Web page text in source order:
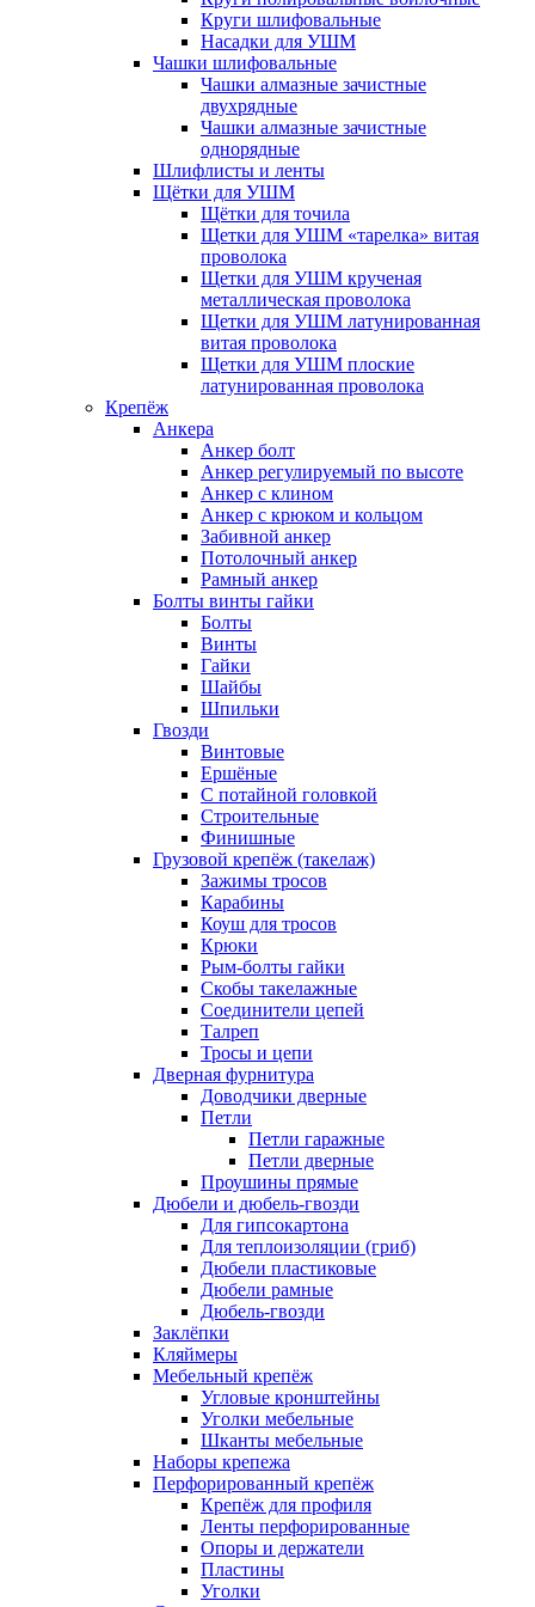
Круги шлифовальные
Насадки для УШМ
Чашки шлифовальные
Чашки алмазные зачистные
двухрядные
Чашки алмазные зачистные
однорядные
Шлифлисты и ленты
Щётки для УШМ
Щётки для точила
Щетки для УШМ «тарелка» витая
проволока
Щетки для УШМ крученая
металлическая проволока
Щетки для УШМ латунированная
витая проволока
Щетки для УШМ плоские
латунированная проволока
Крепёж
Анкера
Анкер болт
Анкер регулируемый по высоте
Анкер с клином
Анкер с крюком и кольцом
Забивной анкер
Потолочный анкер
Рамный анкер
Болты винты гайки
Болты
Винты
Гайки
Шайбы
Шпильки
Гвозди
Винтовые
Ершёные
С потайной головкой
Строительные
Финишные
Грузовой крепёж (такелаж)
Зажимы тросов
Карабины
Коуш для тросов
Крюки
Рым-болты гайки
Скобы такелажные
Соединители цепей
Талреп
Тросы и цепи
Дверная фурнитура
Доводчики дверные
Петли
Петли гаражные
Петли дверные
Проушины прямые
Дюбели и дюбель-гвозди
Для гипсокартона
Для теплоизоляции (гриб)
Дюбели пластиковые
Дюбели рамные
Дюбель-гвозди
Заклёпки
Кляймеры
Мебельный крепёж
Угловые кронштейны
Уголки мебельные
Шканты мебельные
Наборы крепежа
Перфорированный крепёж
Крепёж для профиля
Ленты перфорированные
Опоры и держатели
Пластины
Уголки